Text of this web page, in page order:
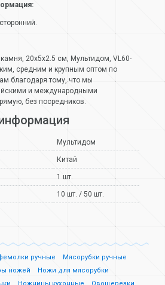
20х5х2.5 см, Мультидом, VL60-
средним и крупным оптом по
благодаря тому, что мы
и международными
без посредников.
Мультидом
Китай
1 шт.
10 шт. / 50 шт.
ручные
Мясорубки ручные
ножей
Ножи для мясорубки